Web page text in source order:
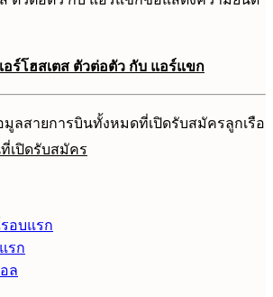
ร์โฮสเตส ตัวต่อตัว กับ แอร์แขก
มูลสายการบินทั้งหมดที่เปิดรับสมัครลูกเรือ
เปิดรับสมัคร
อบแรก
รก
ล